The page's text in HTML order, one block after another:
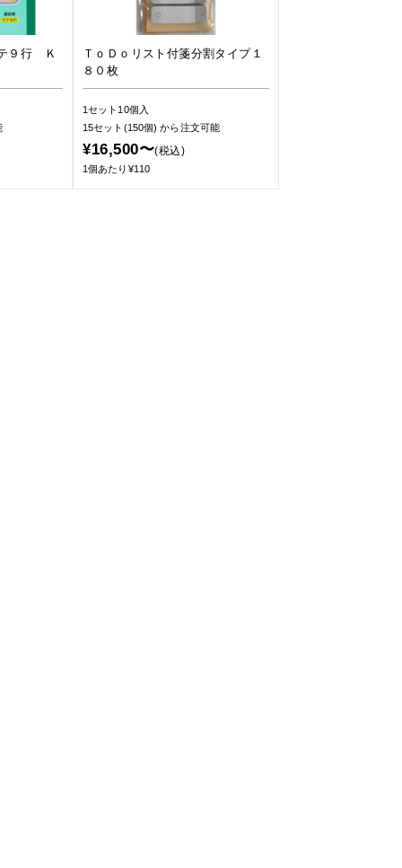
９行 Ｋ
ＴｏＤｏリスト付箋分割タイプ１
８０枚
1セット10個入
15セット(150個)から注文可能
¥16,500〜(税込)
1個あたり¥110